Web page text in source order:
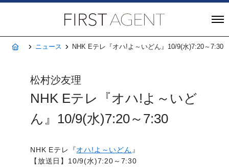
ホームニュース NHK Eテレ『オハ!よ～いどん』10/9(水)7:20～7:30
松村沙友理
NHK Eテレ『オハ!よ～いど
ん』10/9(水)7:20～7:30
NHK Eテレ『オハ!よ～いどん 』
【放送日】10/9(水)7:20～7:30